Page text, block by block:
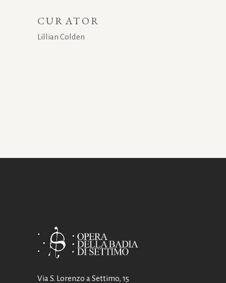
CURATOR
Lillian Colden
Via S. Lorenzo a Settimo, 15